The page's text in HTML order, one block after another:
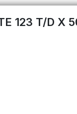
123 T/D X